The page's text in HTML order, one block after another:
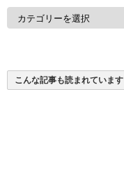
カ
こんな記事も読まれています